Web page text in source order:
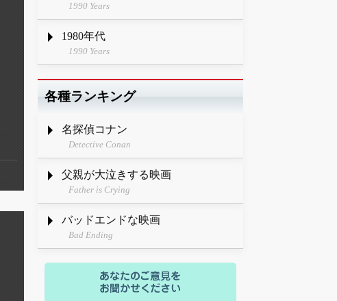
1990 Years
1980年代
1990 Years
各種ランキング
名探偵コナン
Detective Conan
父親が大泣きする映画
Father is Crying
バッドエンドな映画
Bad Ending